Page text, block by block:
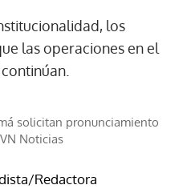
los
las operaciones en el
solicitan pronunciamiento
Noticias
Redactora